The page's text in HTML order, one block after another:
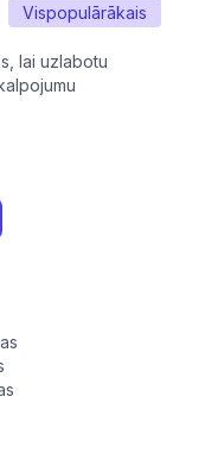
Vispopulārākais
lai uzlabotu